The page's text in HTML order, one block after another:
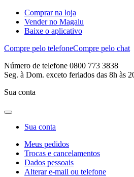
Comprar na loja
Vender no Magalu
Baixe o aplicativo
Compre pelo telefoneCompre pelo chat
Número de telefone 0800 773 3838
Seg. à Dom. exceto feriados das 8h às
Sua conta
Sua conta
Meus pedidos
Trocas e cancelamentos
Dados pessoais
Alterar e-mail ou telefone